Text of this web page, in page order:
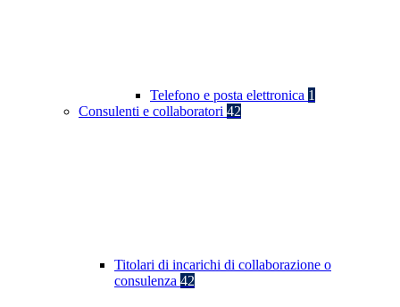
Telefono e posta elettronica 1
Consulenti e collaboratori 42
Titolari di incarichi di collaborazione o
consulenza 42